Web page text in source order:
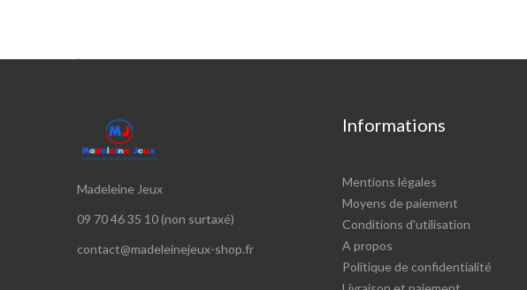

Madeleine Jeux
09 70 46 35 10 (non surtaxé)
contact@madeleinejeux-shop.fr
Informations
Mentions légales
Moyens de paiement
Conditions d'utilisation
A propos
Politique de confidentialité